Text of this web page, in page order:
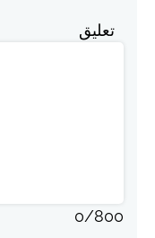
تعليق
0/800